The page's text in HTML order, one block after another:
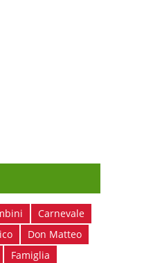
Carnevale
Don Matteo
Famiglia